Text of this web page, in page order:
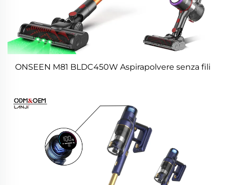
ONSEEN M81 BLDC450W Aspirapolvere senza fili